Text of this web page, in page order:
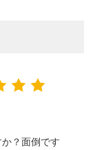
？面倒です